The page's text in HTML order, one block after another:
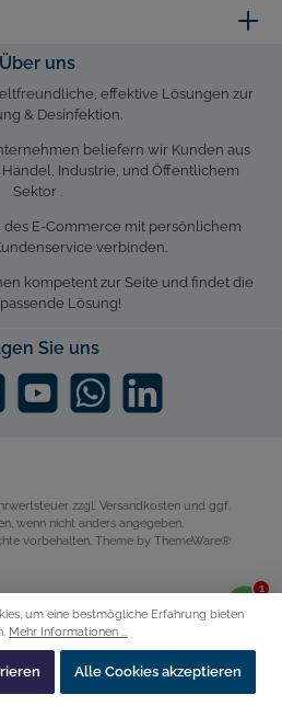
Über uns
effektive Lösungen zur
& Desinfektion.
beliefern wir Kunden aus
Industrie, und Öffentlichem
Sektor .
E-Commerce mit persönlichem
verbinden.
kompetent zur Seite und findet die
Lösung!
Sie uns
zzgl. Versandkosten und ggf.
wenn nicht anders angegeben.
vorbehalten. Theme by ThemeWare®
um eine bestmögliche Erfahrung bieten
Mehr Informationen ...
Alle Cookies akzeptieren